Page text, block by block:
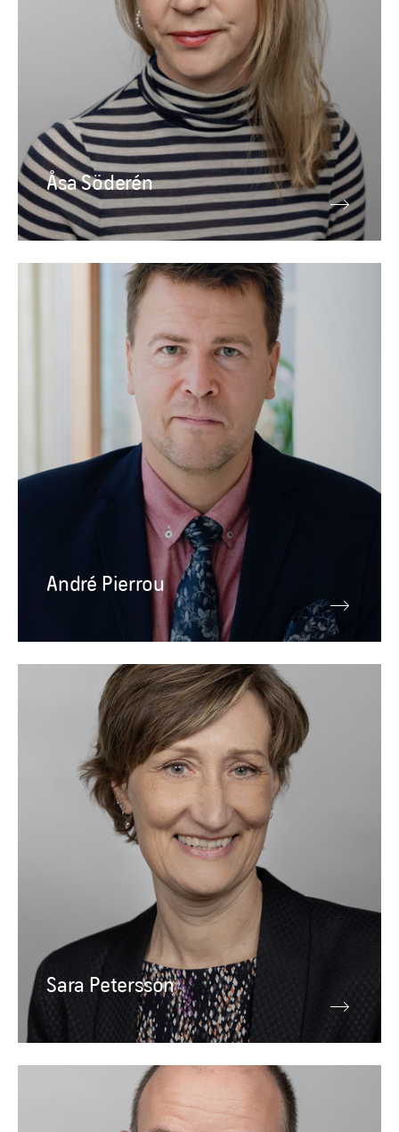
Åsa Söderén
André Pierrou
Ledningsgrupp
André Pierrou
Chef för Medlemsutveckling och rekrytering
Sara Petersson
Ledningsgrupp
Sara Petersson
Ledningsgrupp